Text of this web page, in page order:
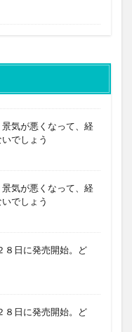
景気が悪くなって、経
でしょう
景気が悪くなって、経
でしょう
８日に発売開始。ど
８日に発売開始。ど